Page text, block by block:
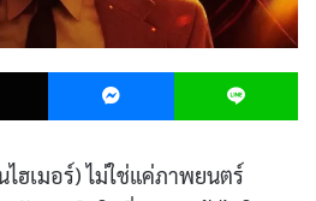
X Messenger
ฮเมอร์) ไม่ใช่แค่ภาพยนตร์